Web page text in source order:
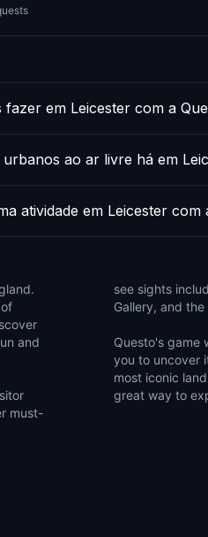
fazer em Leicester com a
ao ar livre há em
atividade em Leicester com
and
must-
see sights
Gallery, and
Questo's game
you to uncover
most iconic
great way to